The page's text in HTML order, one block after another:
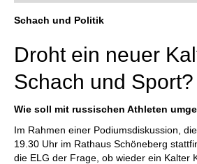
individueller als je zuvor.
Schach und Politik
Droht ein neuer
Schach und Sport?
Wie soll mit russischen Athleten
Im Rahmen einer Podiumsdiskussion,
19.30 Uhr im Rathaus Schöneberg
die ELG der Frage, ob wieder ein Kalter